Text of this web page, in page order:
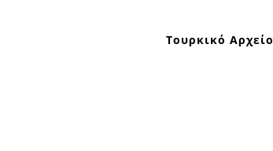
Τουρκικό Αρχείο